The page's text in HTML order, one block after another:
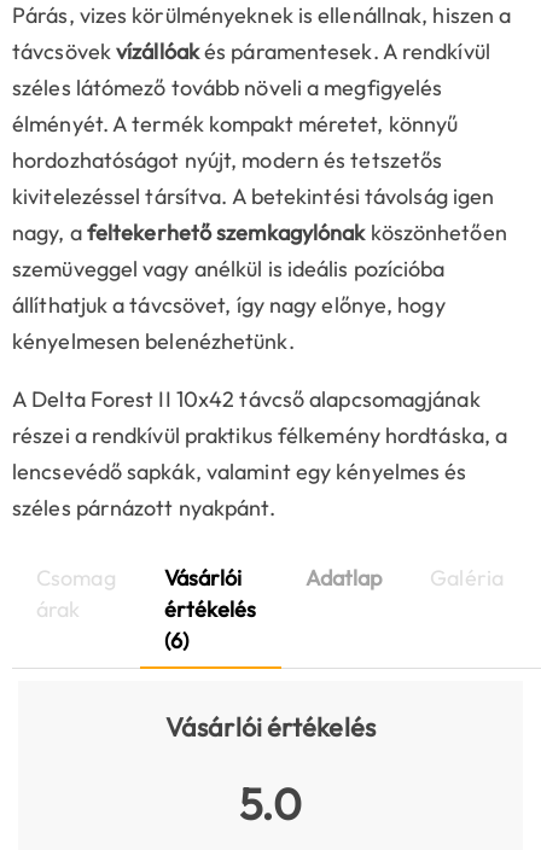
Párás, vizes körülményeknek is ellenállnak, hiszen a
távcsövekvízállóakés páramentesek. A rendkívül
széles látómező tovább növeli a megfigyelés
élményét. A termék kompakt méretet, könnyű
hordozhatóságot nyújt, modern és tetszetős
kivitelezéssel társítva. A betekintési távolság igen
nagy, afeltekerhető szemkagylónakköszönhetően
szemüveggel vagy anélkül is ideális pozícióba
állíthatjuk a távcsövet, így nagy előnye, hogy
kényelmesen belenézhetünk.
A Delta Forest II 10x42 távcső alapcsomagjának
részei a rendkívül praktikus félkemény hordtáska, a
lencsevédő sapkák, valamint egy kényelmes és
széles párnázott nyakpánt.
Csomag
árak
Vásárlói
értékelés
(6)
Adatlap Galéria
Vásárlói értékelés
5.0